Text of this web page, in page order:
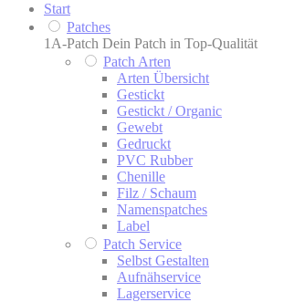
Start
Patches
1A-Patch Dein Patch in Top-Qualität
Patch Arten
Arten Übersicht
Gestickt
Gestickt / Organic
Gewebt
Gedruckt
PVC Rubber
Chenille
Filz / Schaum
Namenspatches
Label
Patch Service
Selbst Gestalten
Aufnähservice
Lagerservice